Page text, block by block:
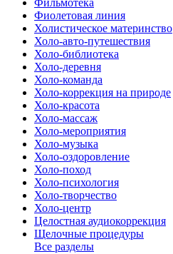
Фильмотека
Фиолетовая линия
Холистическое материнство
Холо-авто-путешествия
Холо-библиотека
Холо-деревня
Холо-команда
Холо-коррекция на природе
Холо-красота
Холо-массаж
Холо-мероприятия
Холо-музыка
Холо-оздоровление
Холо-поход
Холо-психология
Холо-творчество
Холо-центр
Целостная аудиокоррекция
Щелочные процедуры
Все разделы